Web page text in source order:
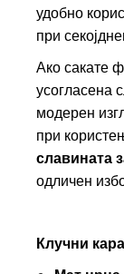
удобно
при
Ако сакате
усогласена
модерен
при
славината
одличен
Клучни